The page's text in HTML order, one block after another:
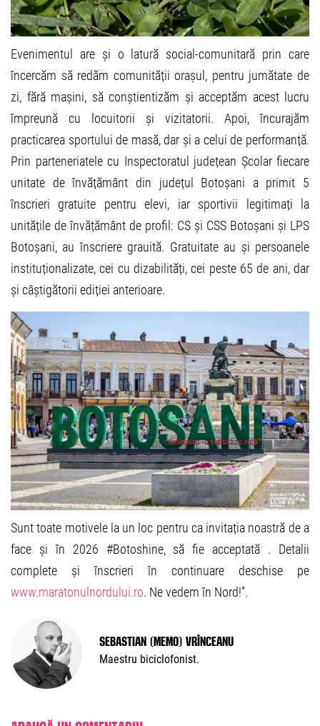
Evenimentul are și o latură social-comunitară prin care
încercăm să redăm comunității orașul, pentru jumătate de
zi, fără mașini, să conștientizăm și acceptăm acest lucru
împreună cu locuitorii și vizitatorii. Apoi, încurajăm
practicarea sportului de masă, dar și a celui de performanță.
Prin parteneriatele cu Inspectoratul județean Școlar fiecare
unitate de învățământ din județul Botoșani a primit 5
înscrieri gratuite pentru elevi, iar sportivii legitimați la
unitățile de învățământ de profil: CS și CSS Botoșani și LPS
Botoșani, au înscriere grauită. Gratuitate au și persoanele
instituționalizate, cei cu dizabilități, cei peste 65 de ani, dar
și câștigătorii ediției anterioare.
Sunt toate motivele la un loc pentru ca invitația noastră de a
face și în 2026 #Botoshine, să fie acceptată . Detalii
complete și înscrieri în continuare deschise pe
www.maratonulnordului.ro. Ne vedem în Nord!”.
Sebastian (Memo) Vrînceanu
Maestru biciclofonist.